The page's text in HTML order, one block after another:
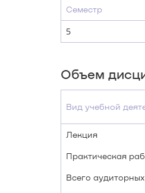
Семестр
5
Объем
Вид учебной
Лекция
Практическая
Всего